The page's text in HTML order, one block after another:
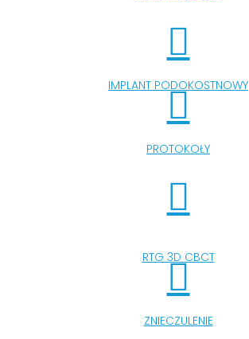
IMPLANT PODOKOSTNOWY
PROTOKOŁY
RTG 3D CBCT
ZNIECZULENIE